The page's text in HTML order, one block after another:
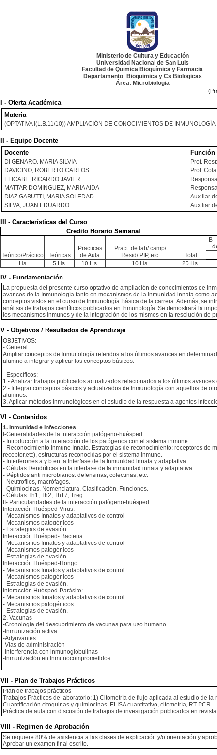
Ministerio de Cultura y Educación
Universidad Nacional de San Luis
Facultad de Química Bioquímica y Farmacia
Departamento: Bioquimica y Cs Biologicas
Área: Microbiologia
I - Oferta Académica
Materia
(OPTATIVA I(L.B.11/10)) AMPLIACIÓN DE CONOCIMIENTOS DE INMUNOLOGÍA
II - Equipo Docente
Docente
Función
DI GENARO, MARIA SILVIA
Prof.
DAVICINO, ROBERTO CARLOS
Prof.
ELICABE, RICARDO JAVIER
MATTAR DOMINGUEZ, MARIA AIDA
DIAZ GABUTTI, MARIA SOLEDAD
Auxiliar
SILVA, JUAN EDUARDO
Auxiliar
III - Características del Curso
Credito Horario Semanal
Teórico/Práctico Teóricas
Prácticas
de Aula
Práct. de lab/ camp/
Resid/ PIP, etc.
Total
B
Hs. 5 Hs. 10 Hs. 10 Hs. 25 Hs.
IV - Fundamentación
La propuesta del presente curso optativo de ampliación de conocimientos de
avances de la Inmunología tanto en mecanismos de la inmunidad innata como
conceptos vistos en el curso de Inmunología Básica de la carrera. Además, se
análisis de trabajos científicos publicados en Inmunología. Se demostrará la
los mecanismos inmunes y de la integración de los mismos en la resolución de
V - Objetivos / Resultados de Aprendizaje
OBJETIVOS:
- General:
Ampliar conceptos de Inmunología referidos a los últimos avances en
alumno a integrar y aplicar los conceptos básicos.
- Específicos:
1.- Analizar trabajos publicados actualizados relacionados a los últimos
2.- Integrar conceptos básicos y actualizados de Inmunología con aquellos de
alumnos.
3. Aplicar métodos inmunológicos en el estudio de la respuesta a agentes
VI - Contenidos
1. Inmunidad e Infecciones
I-Generalidades de la interacción patógeno-huésped:
- Introducción a la interacción de los patógenos con el sistema inmune.
- Reconocimiento Inmune Innato. Estrategias de reconocimiento: receptores de
receptor,etc), estructuras reconocidas por el sistema inmune.
- Interferones a y b en la interfase de la inmunidad innata y adaptativa.
- Células Dendríticas en la interfase de la inmunidad innata y adaptativa.
- Péptidos anti microbianos: defensinas, colectinas, etc.
- Neutrofilos, macrófagos.
- Quimiocinas. Nomenclatura. Clasificación. Funciones.
- Células Th1, Th2, Th17, Treg.
II- Particularidades de la interacción patógeno-huésped:
Interacción Huésped-Virus:
- Mecanismos Innatos y adaptativos de control
- Mecanismos patogénicos
- Estrategias de evasión.
Interacción Huésped- Bacteria:
- Mecanismos Innatos y adaptativos de control
- Mecanismos patogénicos
- Estrategias de evasión.
Interacción Huésped-Hongo:
- Mecanismos Innatos y adaptativos de control
- Mecanismos patogénicos
- Estrategias de evasión.
Interacción Huésped-Parásito:
- Mecanismos Innatos y adaptativos de control
- Mecanismos patogénicos
- Estrategias de evasión.
2. Vacunas
-Cronología del descubrimiento de vacunas para uso humano.
-Inmunización activa
-Adyuvantes
-Vías de administración
-Interferencia con inmunoglobulinas
-Inmunización en inmunocomprometidos
VII - Plan de Trabajos Prácticos
Plan de trabajos prácticos
Trabajos Prácticos de laboratorio: 1) Citometría de flujo aplicada al estudio de la
Cuantificación citoquinas y quimiocinas: ELISA cuantitativo, citometría, RT-PCR.
Práctica de aula con discusión de trabajos de investigación publicados en
VIII - Regimen de Aprobación
Se requiere 80% de asistencia a las clases de explicación y/o orientación y
Aprobar un examen final escrito.